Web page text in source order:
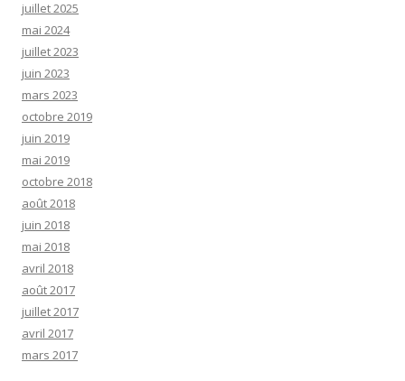
juillet 2025
mai 2024
juillet 2023
juin 2023
mars 2023
octobre 2019
juin 2019
mai 2019
octobre 2018
août 2018
juin 2018
mai 2018
avril 2018
août 2017
juillet 2017
avril 2017
mars 2017